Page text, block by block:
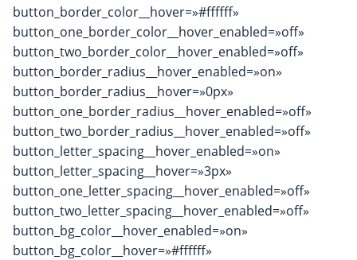
button_border_color__hover=»#ffffff»
button_one_border_color__hover_enabled=»off»
button_two_border_color__hover_enabled=»off»
button_border_radius__hover_enabled=»on»
button_border_radius__hover=»0px»
button_one_border_radius__hover_enabled=»off»
button_two_border_radius__hover_enabled=»off»
button_letter_spacing__hover_enabled=»on»
button_letter_spacing__hover=»3px»
button_one_letter_spacing__hover_enabled=»off»
button_two_letter_spacing__hover_enabled=»off»
button_bg_color__hover_enabled=»on»
button_bg_color__hover=»#ffffff»